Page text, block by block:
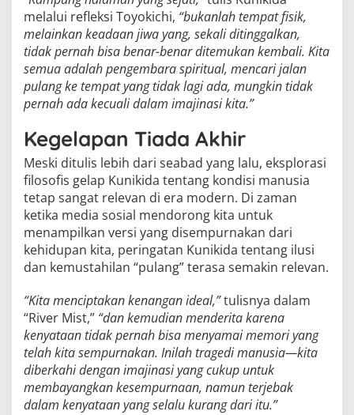
melalui refleksi Toyokichi, “bukanlah tempat fisik,
melainkan keadaan jiwa yang, sekali ditinggalkan,
tidak pernah bisa benar-benar ditemukan kembali. Kita
semua adalah pengembara spiritual, mencari jalan
pulang ke tempat yang tidak lagi ada, mungkin tidak
pernah ada kecuali dalam imajinasi kita.”
Kegelapan Tiada Akhir
Meski ditulis lebih dari seabad yang lalu, eksplorasi
filosofis gelap Kunikida tentang kondisi manusia
tetap sangat relevan di era modern. Di zaman
ketika media sosial mendorong kita untuk
menampilkan versi yang disempurnakan dari
kehidupan kita, peringatan Kunikida tentang ilusi
dan kemustahilan “pulang” terasa semakin relevan.
“Kita menciptakan kenangan ideal,”tulisnya dalam
“River Mist,” “dan kemudian menderita karena
kenyataan tidak pernah bisa menyamai memori yang
telah kita sempurnakan. Inilah tragedi manusia—kita
diberkahi dengan imajinasi yang cukup untuk
membayangkan kesempurnaan, namun terjebak
dalam kenyataan yang selalu kurang dari itu.”